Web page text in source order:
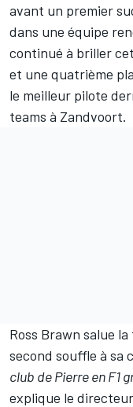
avant un premier
dans une équipe
continué à briller
et une quatrième
le meilleur pilote
teams à Zandvoort.
Ross Brawn salue
second souffle à sa
club de Pierre en F1
explique le